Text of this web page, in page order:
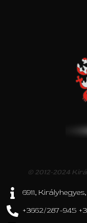
© 2012-2024
6911,
+3662/287-945